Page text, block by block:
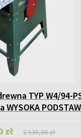
TYP W4/94-
zł 2 530,00 zł